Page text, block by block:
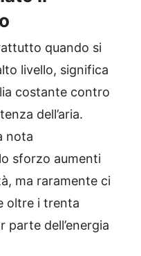
quando si
livello, significa
costante contro
dell’aria.
nota
sforzo aumenti
ma raramente ci
oltre i trenta
parte dell’energia